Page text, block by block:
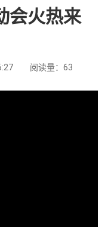
会火热来
阅读量： 63